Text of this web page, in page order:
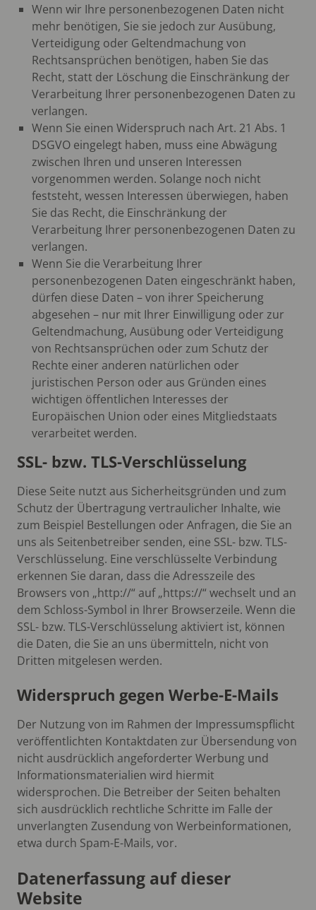
Wenn wir Ihre personenbezogenen Daten nicht
mehr benötigen, Sie sie jedoch zur Ausübung,
Verteidigung oder Geltendmachung von
Rechtsansprüchen benötigen, haben Sie das
Recht, statt der Löschung die Einschränkung der
Verarbeitung Ihrer personenbezogenen Daten zu
verlangen.
Wenn Sie einen Widerspruch nach Art. 21 Abs. 1
DSGVO eingelegt haben, muss eine Abwägung
zwischen Ihren und unseren Interessen
vorgenommen werden. Solange noch nicht
feststeht, wessen Interessen überwiegen, haben
Sie das Recht, die Einschränkung der
Verarbeitung Ihrer personenbezogenen Daten zu
verlangen.
Wenn Sie die Verarbeitung Ihrer
personenbezogenen Daten eingeschränkt haben,
dürfen diese Daten – von ihrer Speicherung
abgesehen – nur mit Ihrer Einwilligung oder zur
Geltendmachung, Ausübung oder Verteidigung
von Rechtsansprüchen oder zum Schutz der
Rechte einer anderen natürlichen oder
juristischen Person oder aus Gründen eines
wichtigen öffentlichen Interesses der
Europäischen Union oder eines Mitgliedstaats
verarbeitet werden.
SSL- bzw. TLS-Verschlüsselung
Diese Seite nutzt aus Sicherheitsgründen und zum
Schutz der Übertragung vertraulicher Inhalte, wie
zum Beispiel Bestellungen oder Anfragen, die Sie an
uns als Seitenbetreiber senden, eine SSL- bzw. TLS-
Verschlüsselung. Eine verschlüsselte Verbindung
erkennen Sie daran, dass die Adresszeile des
Browsers von „http://“ auf „https://“ wechselt und an
dem Schloss-Symbol in Ihrer Browserzeile. Wenn die
SSL- bzw. TLS-Verschlüsselung aktiviert ist, können
die Daten, die Sie an uns übermitteln, nicht von
Dritten mitgelesen werden.
Widerspruch gegen Werbe-E-Mails
Der Nutzung von im Rahmen der Impressumspflicht
veröffentlichten Kontaktdaten zur Übersendung von
nicht ausdrücklich angeforderter Werbung und
Informationsmaterialien wird hiermit
widersprochen. Die Betreiber der Seiten behalten
sich ausdrücklich rechtliche Schritte im Falle der
unverlangten Zusendung von Werbeinformationen,
etwa durch Spam-E-Mails, vor.
Datenerfassung auf dieser
Website